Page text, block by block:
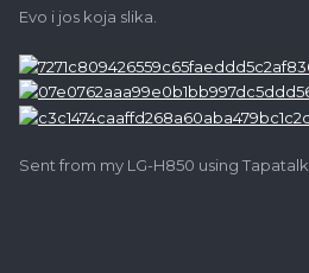
Evo i jos koja slika.
Sent from my LG-H850 using Tapatalk